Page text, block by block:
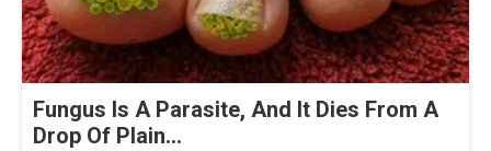
Fungus Is A Parasite, And It Dies From A
Drop Of Plain...